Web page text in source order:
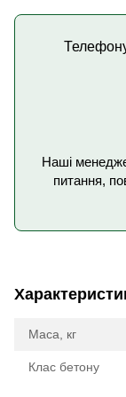
Наші
питання,
Маса, кг
Клас бетону